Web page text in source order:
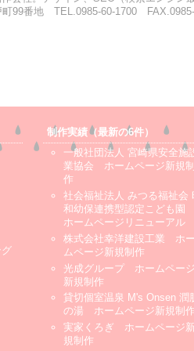
99番地 TEL.0985-60-1700
制作実績（最新の6件）
一般社団法人 宮崎県安全施
業協会 ホームページ新規
作
社会福祉法人 みつる福祉会
和幼保連携型認定こども
ホームページリニューアル
株式会社幸洋建設工業 ホ
ムページ新規制作
光成グループ ホームペー
新規制作
貸切個室温泉 M's Onsen 潤
の湯 ホームページ新規制
実家くろぎ ホームページ
規制作